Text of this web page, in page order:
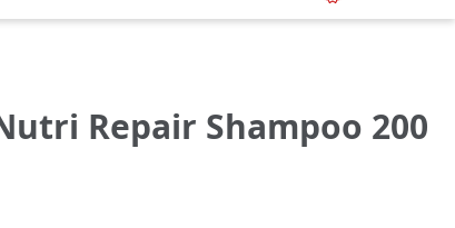
Repair Shampoo 200